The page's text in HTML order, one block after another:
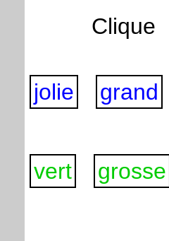
Clique
jolie grand
vert grosse